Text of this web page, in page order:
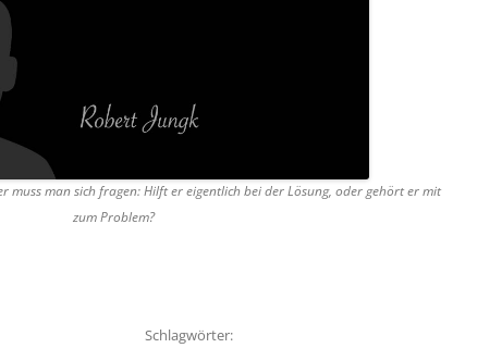
muss man sich fragen: Hilft er eigentlich bei der Lösung, oder gehört er mit
zum Problem?
Schlagwörter: